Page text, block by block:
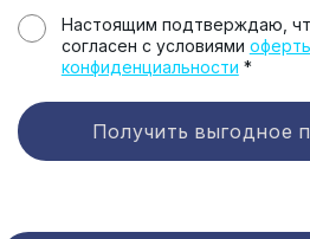
Настоящим подтверждаю,
согласен с условиями
конфиденциальности *
Получить выгодное